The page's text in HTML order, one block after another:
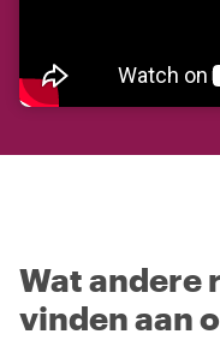
Wat andere
vinden aan